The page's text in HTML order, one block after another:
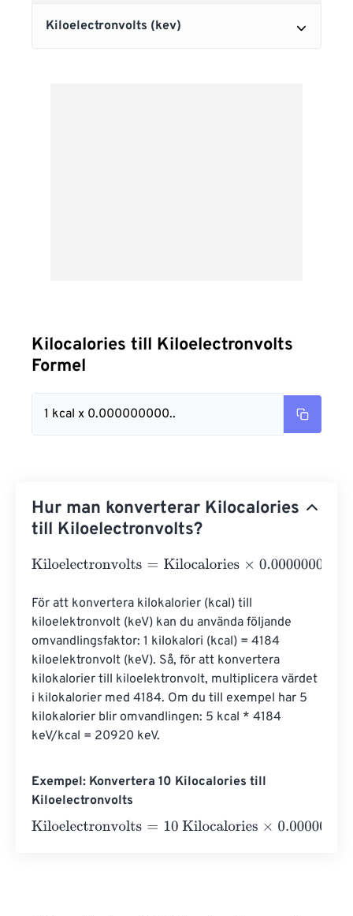
Kilocalories till Kiloelectronvolts
Formel
1 kcal x 0.000000000..
Hur man konverterar Kilocalories
till Kiloelectronvolts?
Kiloelectronvolts=Kilocalories×
För att konvertera kilokalorier (kcal) till
kiloelektronvolt (keV) kan du använda följande
omvandlingsfaktor: 1 kilokalori (kcal) = 4184
kiloelektronvolt (keV). Så, för att konvertera
kilokalorier till kiloelektronvolt, multiplicera värdet
i kilokalorier med 4184. Om du till exempel har 5
kilokalorier blir omvandlingen: 5 kcal * 4184
keV/kcal = 20920 keV.
Exempel: Konvertera 10 Kilocalories till
Kiloelectronvolts
Kiloelectronvolts=10 Kilocalories×